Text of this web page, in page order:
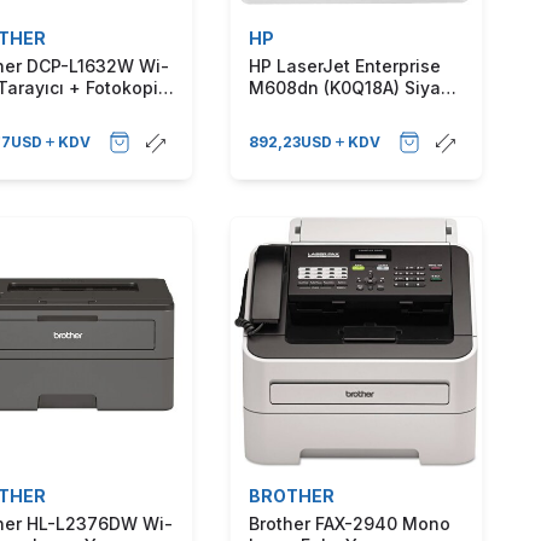
DCP-L1632W Wi-
+ Fotokopi
USD KDV
HP
HP LaserJet Enterprise
M608dn (K0Q18A) Siyah-
892,23USD KDV
HL-L2376DW Wi-
BROTHER
Brother FAX-2940 Mono